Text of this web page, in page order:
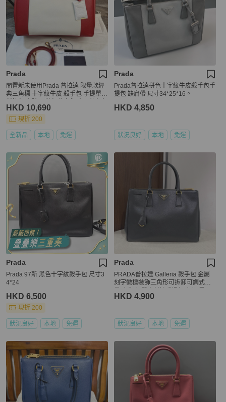
Prada
閒置新未使用Prada 普拉達 限量款經
典三角標 十字紋牛皮 殺手包 手提單肩
小仙女色 專櫃漲價 女款 紅白拼色 尺
寸：34*14*24cm 附件：塵袋 肩帶。
HKD 10,690
現折 200
全新品 本地 免運
Prada
Prada普拉達拼色十字紋牛皮殺手包手
提包 缺肩帶 尺寸34*25*16。
HKD 4,850
狀況良好 本地 免運
Prada
Prada 97新 黑色十字紋殺手包 尺寸3
4*24
HKD 6,500
現折 200
狀況良好 本地 免運
Prada
PRADA普拉達 Galleria 殺手包 金屬
刻字徽標裝飾三角形可拆卸可調式肩
色，尺寸34/24/13 無肩帶。
HKD 4,900
狀況良好 本地 免運